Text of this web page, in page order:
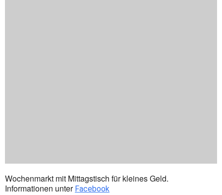
Wochenmarkt mit Mittagstisch für kleines Geld.
Informationen unter Facebook